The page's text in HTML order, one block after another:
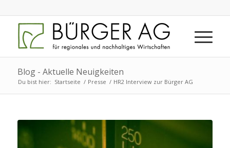
Blog - Aktuelle Neuigkeiten
Du bist hier: Startseite / Presse / HR2 Interview zur Bürger AG